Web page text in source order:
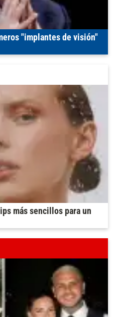
"implantes de visión"
más sencillos para un